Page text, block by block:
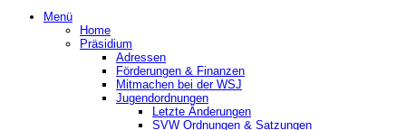
Menü
Home
Präsidium
Adressen
Förderungen & Finanzen
Mitmachen bei der WSJ
Jugendordnungen
Letzte Änderungen
SVW Ordnungen & Satzungen